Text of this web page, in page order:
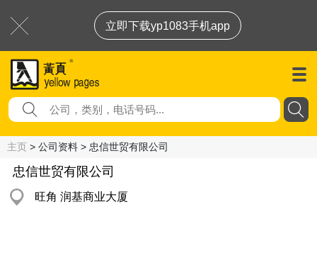
立即下载yp1083手机app
主页 > 公司资料 > 忠信世贸有限公司
忠信世贸有限公司
旺角 润基商业大厦